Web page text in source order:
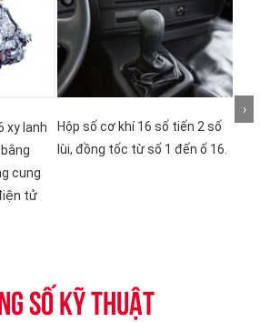
xy lanh
cung
tử
Hộp số cơ khí 16 số tiến 2 số
lùi, đồng tốc từ số 1 đến ố 16.
›
SỐ KỸ THUẬT